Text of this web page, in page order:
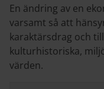
En ändring av en
varsamt så att
karaktärsdrag och
kulturhistoriska,
värden.